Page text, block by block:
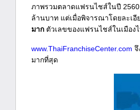
ภาพรวมตลาดแฟรนไชส์ในปี
ล้านบาท แต่เมื่อพิจารณาโดยละเอี
มาก ตัวเลขของแฟรนไชส์ในเมือ
www.ThaiFranchiseCenter.com จึ
มากที่สุด